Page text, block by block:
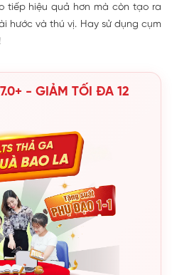
tiếp hiệu quả hơn mà còn tạo ra
hước và thú vị. Hay sử dụng cụm
- GIẢM TỐI ĐA 12